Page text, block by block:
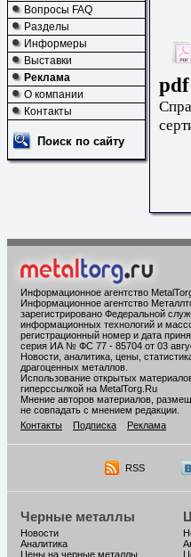
Вопросы FAQ
Разделы
Информеры
Выставки
Реклама
О компании
Контакты
Поиск по сайту
pdf
Информационное агентство
Информационное агентство
зарегистрировано Федеральной
информационных технологий и
регистрационный номер и дата
серия ИА № ФС 77 - 85704 от 03
Новости, аналитика, цены,
драгоценных металлов.
Использование открытых
гиперссылкой на MetalTorg.Ru
Мнение авторов материалов,
не совпадать с мнением редакции.
Контакты
Подписка Реклама
RSS
Черные металлы
Новости
Аналитика
Цены на черные металлы